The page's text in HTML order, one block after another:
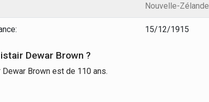
Nouvelle-Zélande
15/12/1915
Dewar Brown ?
Brown est de 110 ans.